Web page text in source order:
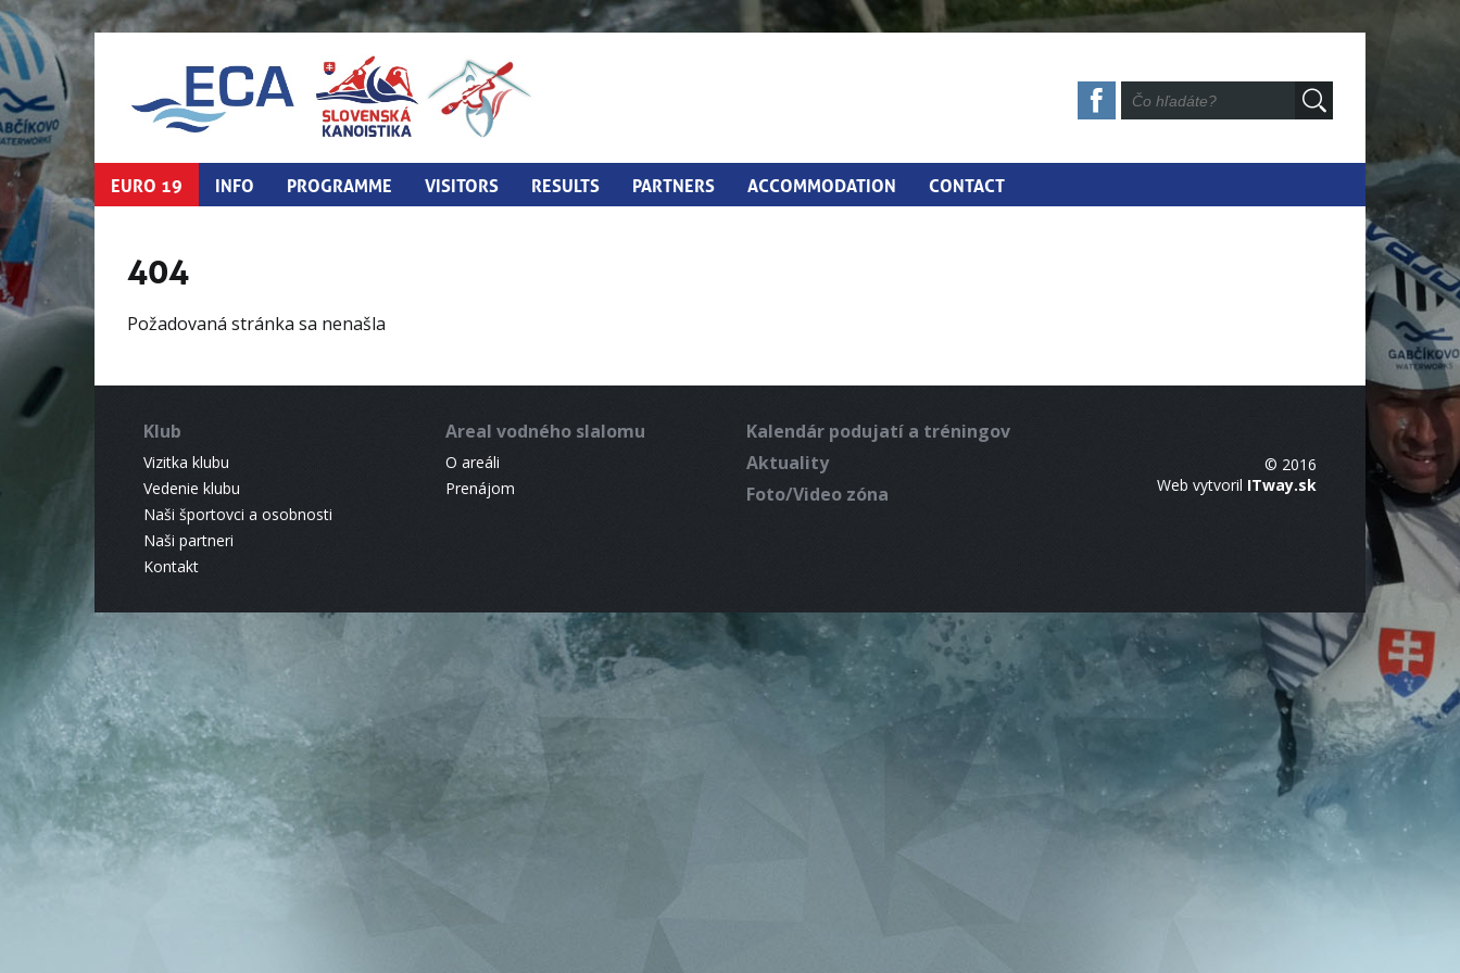
EURO 19 INFO PROGRAMME VISITORS RESULTS PARTNERS ACCOMMODATION CONTACT
404
Požadovaná stránka sa nenašla
Klub
Vizitka klubu
Vedenie klubu
Naši športovci a osobnosti
Naši partneri
Kontakt
Areal vodného slalomu
O areáli
Prenájom
Kalendár podujatí a tréningov
Aktuality
Foto/Video zóna
© 2016
Web vytvoril ITway.sk